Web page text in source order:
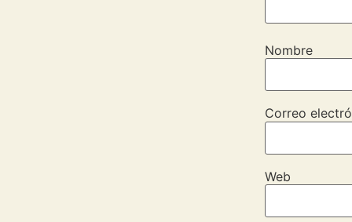
Nombre
Correo
Web